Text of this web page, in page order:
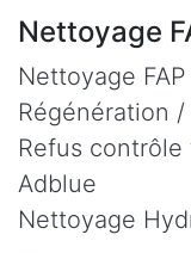
Nettoyage
Nettoyage
Régénération
Refus
Adblue
Nettoyage